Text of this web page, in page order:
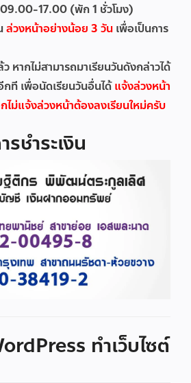
09.00-17.00 (พัก 1 ชั่วโมง)
ล่วงหน้าอย่างน้อย 3 วัน เพื่อเป็นการ
หากไม่สามารถมาเรียนวันดังกล่าวได้
ที เพื่อนัดเรียนวันอื่นได้แจ้งล่วงหน้า
ไม่แจ้งล่วงหน้าต้องลงเรียนใหม่ครับ
รชำระเงิน
ทำเว็บไซต์